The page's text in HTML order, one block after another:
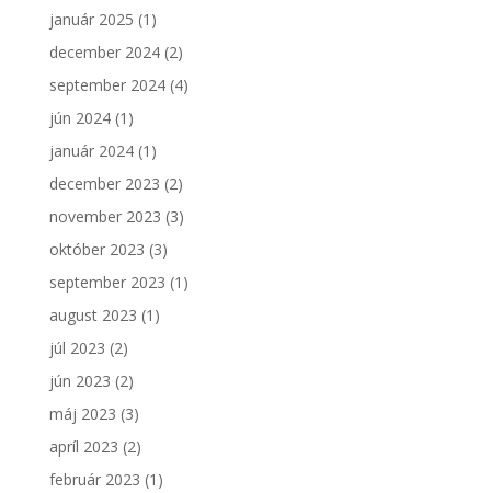
január 2025 (1)
december 2024(2)
september 2024(4)
jún 2024(1)
január 2024(1)
december 2023 (2)
november 2023 (3)
október 2023 (3)
september 2023 (1)
august 2023 (1)
júl 2023 (2)
jún 2023 (2)
máj 2023 (3)
apríl 2023 (2)
február 2023 (1)